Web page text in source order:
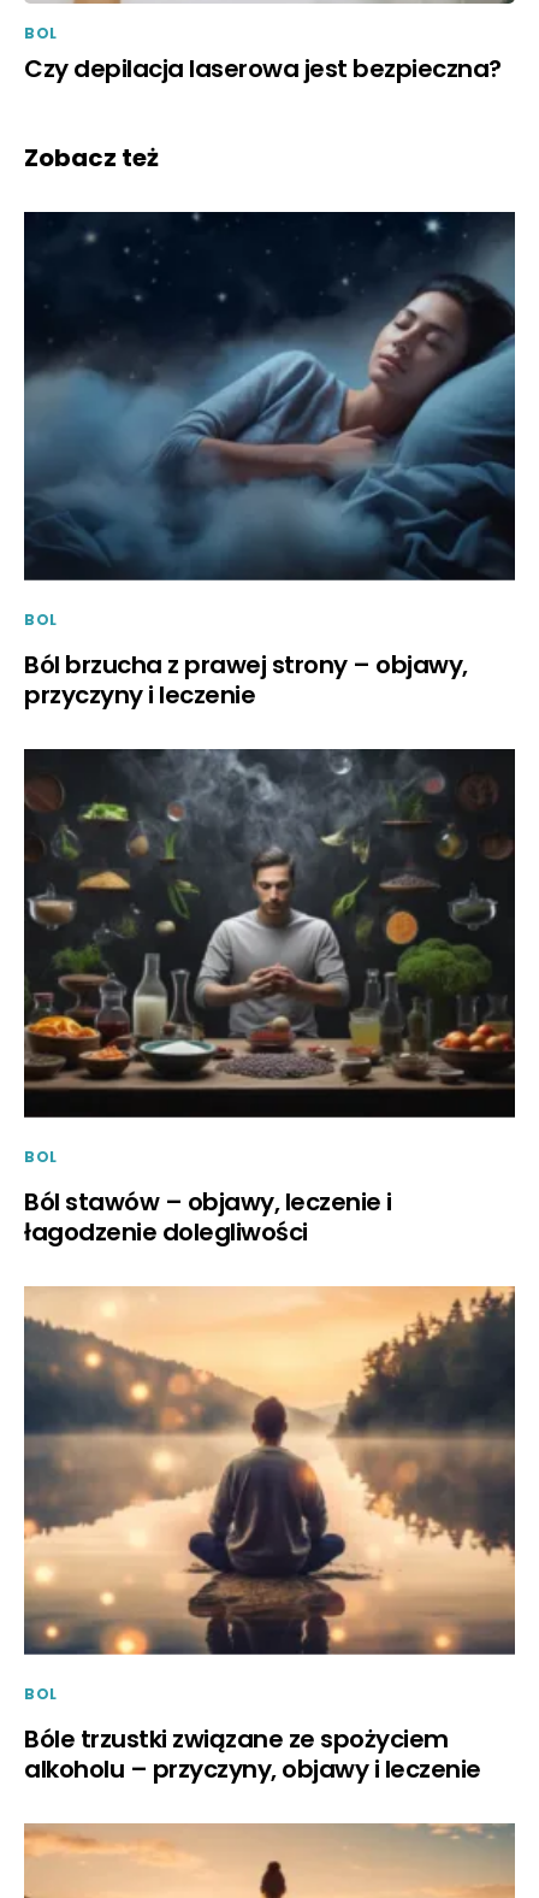
BOL
Czy depilacja laserowa jest bezpieczna?
Zobacz też
BOL
Ból brzucha z prawej strony – objawy,
przyczyny i leczenie
BOL
Ból stawów – objawy, leczenie i
łagodzenie dolegliwości
BOL
Bóle trzustki związane ze spożyciem
alkoholu – przyczyny, objawy i leczenie